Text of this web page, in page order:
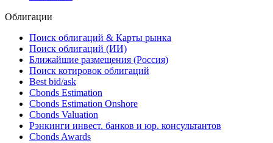
Новый выпуск: 11 марта поступил в обращение новый
11.03.2013
Облигации
Поиск облигаций & Карты рынка
Поиск облигаций (ИИ)
Ближайшие размещения (Россия)
Поиск котировок облигаций
Best bid/ask
Cbonds Estimation